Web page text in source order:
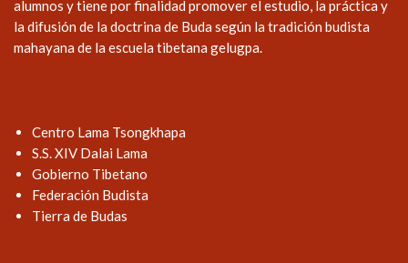
alumnos y tiene por finalidad promover el estudio, la práctica y
la difusión de la doctrina de Buda según la tradición budista
mahayana de la escuela tibetana gelugpa.
Centro Lama Tsongkhapa
S.S. XIV Dalai Lama
Gobierno Tibetano
Federación Budista
Tierra de Budas